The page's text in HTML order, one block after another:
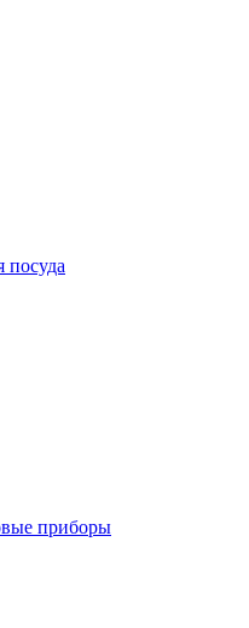
посуда
приборы